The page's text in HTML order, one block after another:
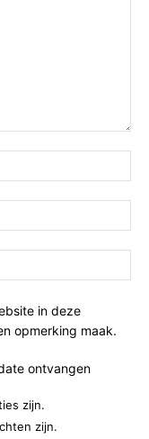
in deze
opmerking maak.
ontvangen
zijn.
zijn.